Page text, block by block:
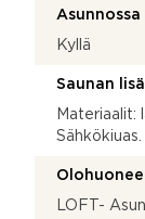
Asunnossa
Kyllä
Saunan
Materiaalit:
Sähkökiuas.
LOFT-